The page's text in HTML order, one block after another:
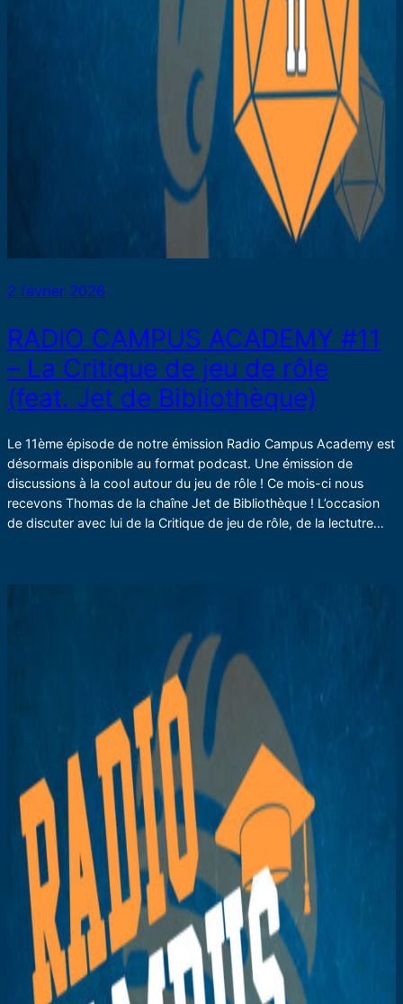
2 février 2026
RADIO CAMPUS ACADEMY #11
– La Critique de jeu de rôle
(feat. Jet de Bibliothèque)
Le 11ème épisode de notre émission Radio Campus Academy est
désormais disponible au format podcast. Une émission de
discussions à la cool autour du jeu de rôle ! Ce mois-ci nous
recevons Thomas de la chaîne Jet de Bibliothèque ! L’occasion
de discuter avec lui de la Critique de jeu de rôle, de la lectutre…